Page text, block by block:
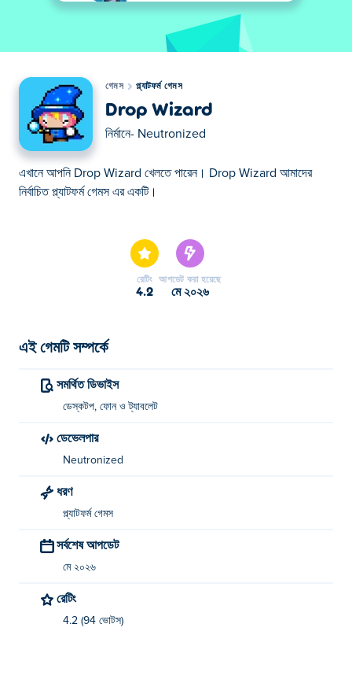
গেমস প্ল্যাটফর্ম গেমস
Drop Wizard
নির্মানে- Neutronized
এখানে আপনি Drop Wizard খেলতে পারেন। Drop Wizard আমাদের
নির্বাচিত প্ল্যাটফর্ম গেমস এর একটি।
রেটিং
4.2
আপডেট করা হয়েছে
মে ২০২৬
এই গেমটি সম্পর্কে
সমর্থিত ডিভাইস
ডেস্কটপ, ফোন ও ট্যাবলেট
ডেভেলপার
Neutronized
ধরণ
প্ল্যাটফর্ম গেমস
সর্বশেষ আপডেট
মে ২০২৬
রেটিং
4.2 (94 ভোটস)